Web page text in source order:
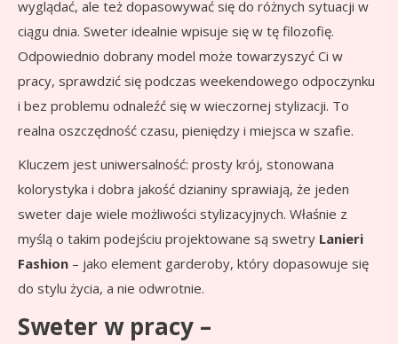
wyglądać, ale też dopasowywać się do różnych sytuacji w
ciągu dnia. Sweter idealnie wpisuje się w tę filozofię.
Odpowiednio dobrany model może towarzyszyć Ci w
pracy, sprawdzić się podczas weekendowego odpoczynku
i bez problemu odnaleźć się w wieczornej stylizacji. To
realna oszczędność czasu, pieniędzy i miejsca w szafie.
Kluczem jest uniwersalność: prosty krój, stonowana
kolorystyka i dobra jakość dzianiny sprawiają, że jeden
sweter daje wiele możliwości stylizacyjnych. Właśnie z
myślą o takim podejściu projektowane są swetry Lanieri
Fashion – jako element garderoby, który dopasowuje się
do stylu życia, a nie odwrotnie.
Sweter w pracy –